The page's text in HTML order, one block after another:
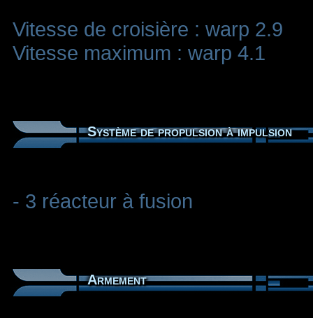
Vitesse de croisière : warp 2.9
Vitesse maximum : warp 4.1
Système de propulsion à impulsion
- 3 réacteur à fusion
Armement